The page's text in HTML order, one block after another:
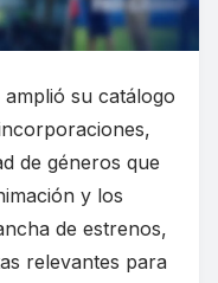
su catálogo
de géneros que
y los
de estrenos,
relevantes para